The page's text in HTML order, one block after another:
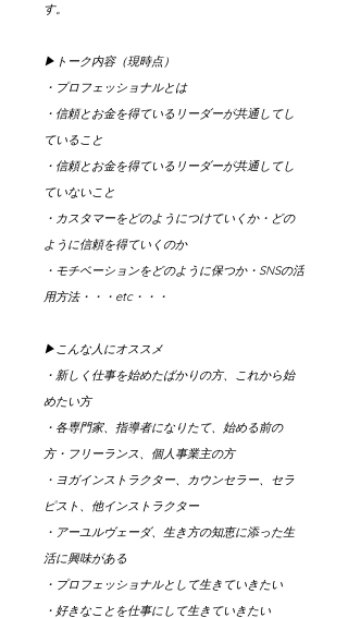
す。
▶︎トーク内容（現時点）
・プロフェッショナルとは
・信頼とお金を得ているリーダーが共通してし
ていること
・信頼とお金を得ているリーダーが共通してし
ていないこと
・カスタマーをどのようにつけていくか・どの
ように信頼を得ていくのか
・モチベーションをどのように保つか・SNSの活
用方法・・・etc・・・
▶︎こんな人にオススメ
・新しく仕事を始めたばかりの方、これから始
めたい方
・各専門家、指導者になりたて、始める前の
方・フリーランス、個人事業主の方
・ヨガインストラクター、カウンセラー、セラ
ピスト、他インストラクター
・アーユルヴェーダ、生き方の知恵に添った生
活に興味がある
・プロフェッショナルとして生きていきたい
・好きなことを仕事にして生きていきたい